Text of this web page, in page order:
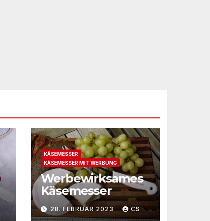
KÄSEMESSER
KÄSEMESSER MIT WERBUNG
Werbewirksames
Käsemesser
28. FEBRUAR 2023 CS